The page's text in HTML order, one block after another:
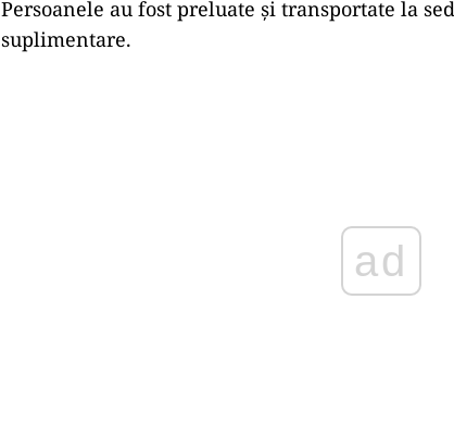
Persoanele au fost preluate și transportate la
suplimentare.